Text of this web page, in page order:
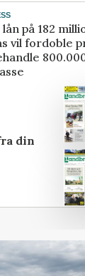
på 182
vil fordoble
din